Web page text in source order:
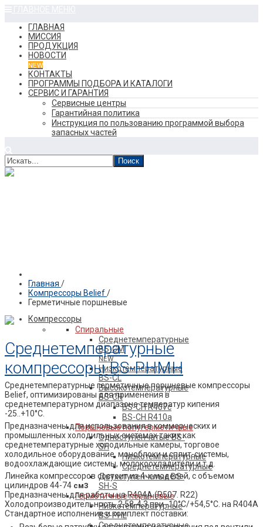
ГЛАВНАЯ
МИССИЯ
ПРОДУКЦИЯ
НОВОСТИ
NEW
КОНТАКТЫ
ПРОГРАММЫ ПОДБОРА И КАТАЛОГИ
СЕРВИС И ГАРАНТИЯ
Сервисные центры
Гарантийная политика
Инструкция по пользованию программой выбора
запасных частей
ПРОДУКЦИЯ BELIEF
Компрессоры
Спиральные
Среднетемпературные
BS-CM
NEW
Низкотемпературные
BS-CL
Высокотемпературные
BS-CH
BS-CH R407c
BS-CH R410a
Поршневые полугерметичные
Одноступенчатые BS-
SH
Низкотемпературные
Среднетемпературные
Двухступенчатые BS-
SH-S
Герметичные поршневые
Низкотемпературные
BS-PHL
Главная /
Компрессоры Belief/
Герметичные поршневые
Среднетемпературные
компрессоры BS-PHMH
Среднетемпературные герметичные поршневые компрессоры
Belief, оптимизированы для применения в
среднетемпературном диапазоне температур кипения
-25..+10°C.
Предназначены для использования в коммерческих и
промышленных холодильных системах таких как
среднетемпературные холодильные камеры, торговое
холодильное оборудование, моноблоки и сплит-системы,
водоохлаждающие системы, молокоохладители и т.д.
Линейка компрессоров состоит из 4-х моделей, с объемом
цилиндров 44-74 см3
Предназначены для работы на R404A (R507. R22)
Холодопроизводительность 2,58-4,3 при -10°C/+54,5°C. на R404A
Стандартное исполнение и комплект поставки: